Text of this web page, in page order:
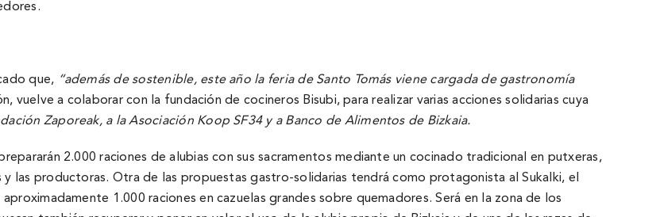
que, “además de sostenible, este año la feria de Santo Tomás viene cargada de gastronomía
vuelve a colaborar con la fundación de cocineros Bisubi, para realizar varias acciones solidarias cuya
Zaporeak, a la Asociación Koop SF34 y a Banco de Alimentos de Bizkaia.
2.000 raciones de alubias con sus sacramentos mediante un cocinado tradicional en putxeras,
las productoras. Otra de las propuestas gastro-solidarias tendrá como protagonista al Sukalki, el
1.000 raciones en cazuelas grandes sobre quemadores. Será en la zona de los